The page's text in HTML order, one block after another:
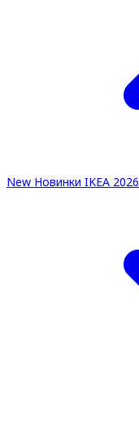
New Новинки IKEA 2026